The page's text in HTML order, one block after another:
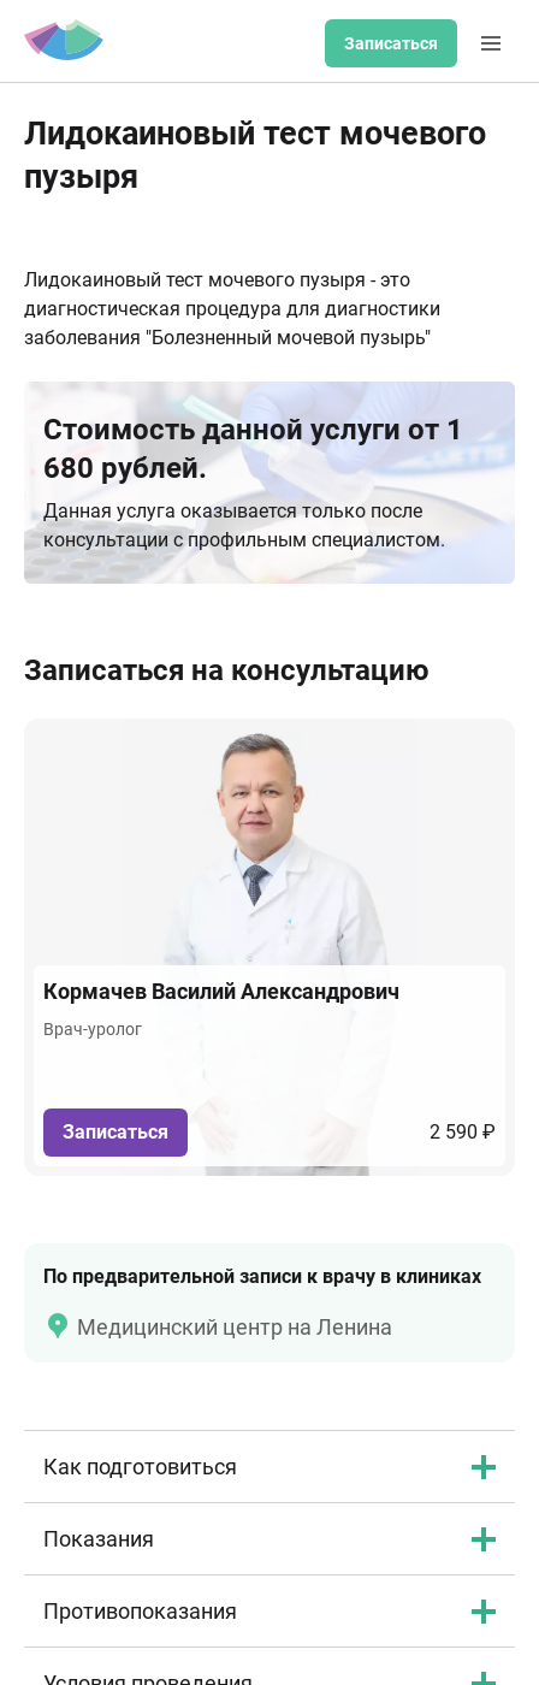
Записаться
Лидокаиновый тест мочевого
пузыря
Лидокаиновый тест мочевого пузыря - это
диагностическая процедура для диагностики
заболевания "Болезненный мочевой пузырь"
Стоимость данной услуги от 1
680 рублей.
Данная услуга оказывается только после
консультации с профильным специалистом.
Записаться на консультацию
Кормачев Василий Александрович
Врач-уролог
Записаться 2 590 ₽
По предварительной записи к врачу в клиниках
Медицинский центр на Ленина
Как подготовиться
Показания
Противопоказания